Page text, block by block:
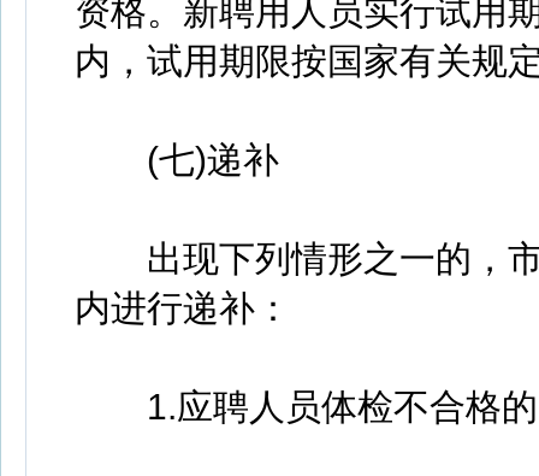
资格。新聘用人员实行试用
内，试用期限按国家有关规
(七)递补
出现下列情形之一的，市
内进行递补：
1.应聘人员体检不合格